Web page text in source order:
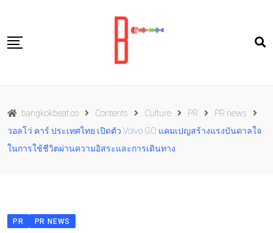
content
Food
Culture
bangkokbeat.co Contents Culture PR
PR news
วอลโว่ คาร์ ประเทศไทย เปิดตัว Volvo GO แคมเปญสร้างแรงบันดาลใจ
ในการใช้ชีวิตผ่านความอิสระและการเดินทาง
PR PR NEWS